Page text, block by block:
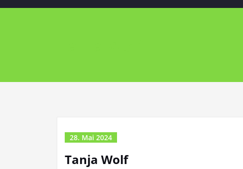
28. Mai 2024
Tanja Wolf